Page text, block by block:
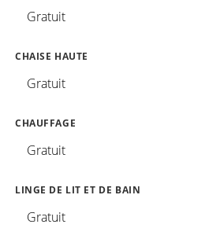
Gratuit
CHAISE HAUTE
Gratuit
CHAUFFAGE
Gratuit
LINGE DE LIT ET DE BAIN
Gratuit